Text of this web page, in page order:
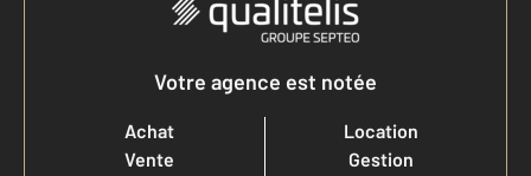
Votre agence est notée
Achat
Vente
Location
Gestion